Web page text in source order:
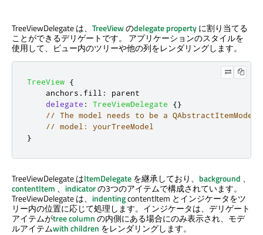
TreeViewDelegate は、 TreeViewのdelegate propertyに割り当てる
ことができるデリゲートです。 アプリケーションのスタイルを
使用して、ビュー内のツリーや他の列をレンダリングします。
TreeView {
anchors . fill :
parent
delegate : TreeViewDelegate
{}
// The model needs to be a QAbstractItemModel
// model: yourTreeModel
}
TreeViewDelegate はItemDelegateを継承しており、 background 、
contentItem 、 indicatorの3つのアイテムで構成されています。
TreeViewDelegate は、 indentingcontentItem とインジケータをツ
リー内の位置に応じて処理します。インジケータは、デリゲート
アイテムがtree columnの内側にある場合にのみ表示され、モデ
ルアイテムwith children をレンダリングします。